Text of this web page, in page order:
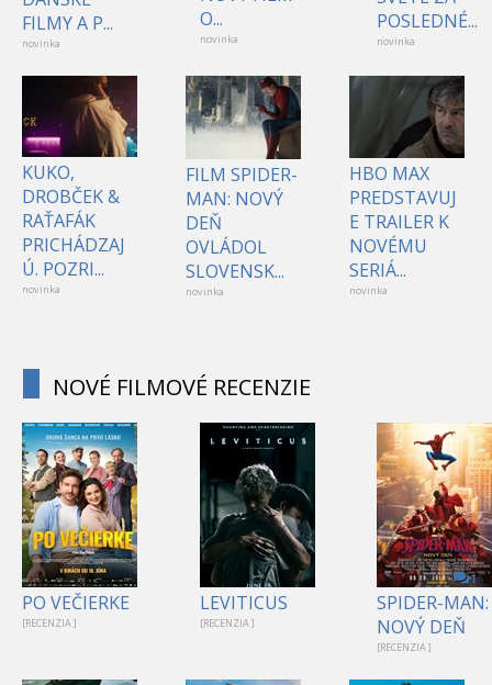
FILMY A P...
novinka
O...
novinka
POSLEDNÉ...
novinka
KUKO,
DROBČEK &
RAŤAFÁK
PRICHÁDZAJ
Ú. POZRI...
novinka
FILM SPIDER-
MAN: NOVÝ
DEŇ
OVLÁDOL
SLOVENSK...
novinka
HBO MAX
PREDSTAVUJ
E TRAILER K
NOVÉMU
SERIÁ...
novinka
NOVÉ FILMOVÉ RECENZIE
PO VEČIERKE
[RECENZIA ]
LEVITICUS
[RECENZIA ]
1
SPIDER-MAN:
NOVÝ DEŇ
[RECENZIA ]